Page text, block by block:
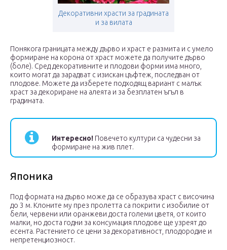
Декоративни храсти за градината
и за вилата
Понякога границата между дърво и храст е размита и с умело
формиране на корона от храст можете да получите дърво
(боле). Сред декоративните и плодови форми има много,
които могат да зарадват с изискан цъфтеж, последван от
плодове. Можете да изберете подходящ вариант с малък
храст за декориране на алеята и за безплатен ъгъл в
градината.
Интересно! Повечето култури са чудесни за
формиране на жив плет.
Японика
Под формата на дърво може да се образува храст с височина
до 3 м. Клоните му през пролетта са покрити с изобилие от
бели, червени или оранжеви доста големи цветя, от които
малки, но доста годни за консумация плодове ще узреят до
есента. Растението се цени за декоративност, плодородие и
непретенциозност.